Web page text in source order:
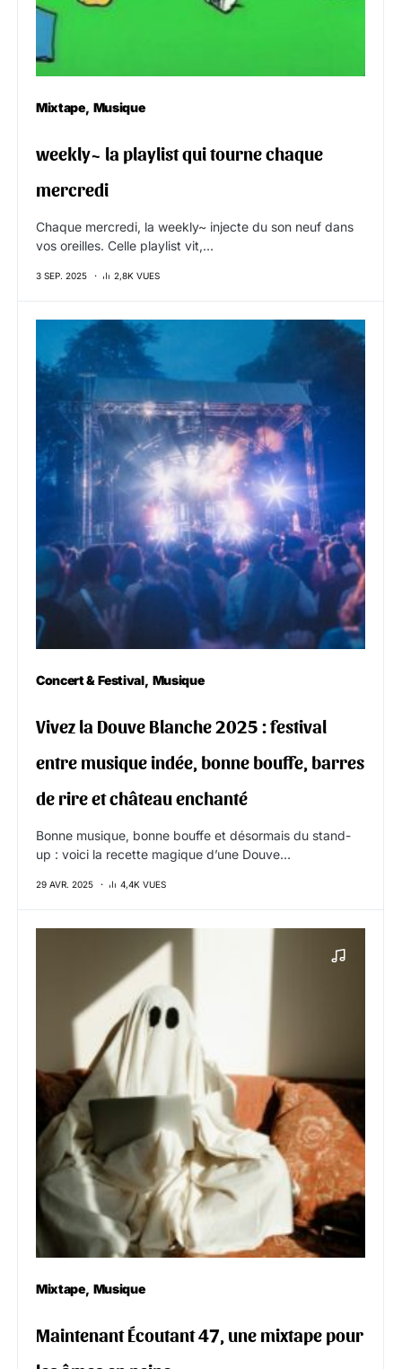
Mixtape Musique
weekly~ la playlist qui tourne chaque
mercredi
Chaque mercredi, la weekly~ injecte du son neuf dans
vos oreilles. Celle playlist vit,…
3 SEP. 2025 2,8K VUES
Concert & Festival Musique
Vivez la Douve Blanche 2025 : festival
entre musique indée, bonne bouffe, barres
de rire et château enchanté
Bonne musique, bonne bouffe et désormais du stand-
up : voici la recette magique d’une Douve…
29 AVR. 2025 4,4K VUES
Mixtape Musique
Maintenant Écoutant 47, une mixtape pour